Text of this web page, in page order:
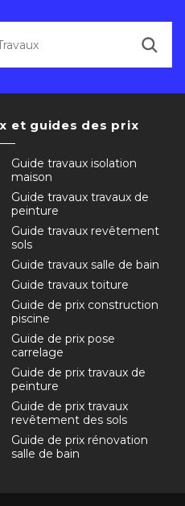
et guides des prix
Guide travaux isolation
maison
Guide travaux travaux de
peinture
Guide travaux revêtement
sols
Guide travaux salle de bain
Guide travaux toiture
Guide de prix construction
piscine
Guide de prix pose
carrelage
Guide de prix travaux de
peinture
Guide de prix travaux
revêtement des sols
Guide de prix rénovation
salle de bain